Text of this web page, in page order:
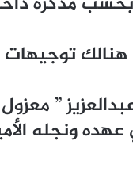
ﻫﻨﺎﻟﻚ
”
ﻭﻧﺠﻠﻪ